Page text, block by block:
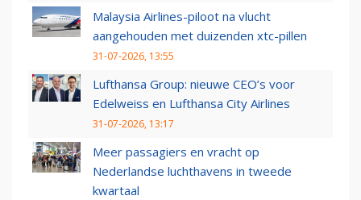
Malaysia Airlines-piloot na vlucht
aangehouden met duizenden xtc-pillen
31-07-2026, 13:55
Lufthansa Group: nieuwe CEO’s voor
Edelweiss en Lufthansa City Airlines
31-07-2026, 13:17
Meer passagiers en vracht op
Nederlandse luchthavens in tweede
kwartaal